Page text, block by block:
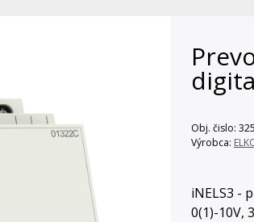
Obj. čislo:
Výrobca:
iNELS3 -
0(1)-10V,